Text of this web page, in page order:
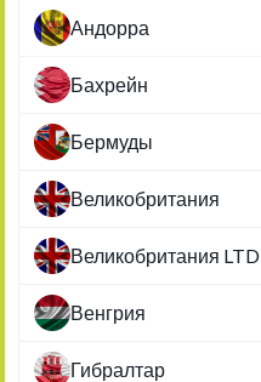
Андорра
Бахрейн
Бермуды
Великобритания
Великобритания LTD
Венгрия
Гибралтар